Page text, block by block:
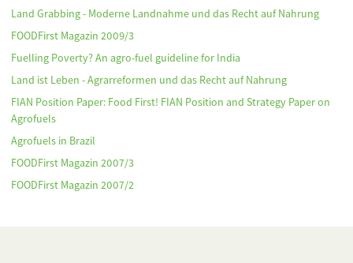
Land Grabbing - Moderne Landnahme und das Recht auf Nahrung
FOODFirst Magazin 2009/3
Fuelling Poverty? An agro-fuel guideline for India
Land ist Leben - Agrarreformen und das Recht auf Nahrung
FIAN Position Paper: Food First! FIAN Position and Strategy Paper on
Agrofuels
Agrofuels in Brazil
FOODFirst Magazin 2007/3
FOODFirst Magazin 2007/2